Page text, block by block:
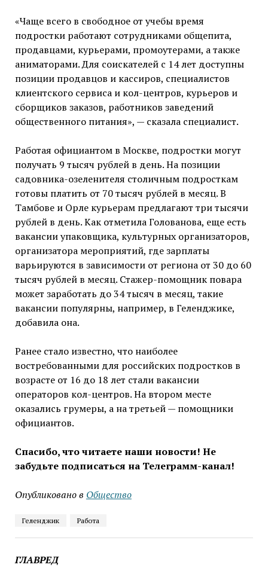
«Чаще всего в свободное от учебы время
подростки работают сотрудниками общепита,
продавцами, курьерами, промоутерами, а также
аниматорами. Для соискателей с 14 лет доступны
позиции продавцов и кассиров, специалистов
клиентского сервиса и кол-центров, курьеров и
сборщиков заказов, работников заведений
общественного питания», — сказала специалист.
Работая официантом в Москве, подростки могут
получать 9 тысяч рублей в день. На позиции
садовника-озеленителя столичным подросткам
готовы платить от 70 тысяч рублей в месяц. В
Тамбове и Орле курьерам предлагают три тысячи
рублей в день. Как отметила Голованова, еще есть
вакансии упаковщика, культурных организаторов,
организатора мероприятий, где зарплаты
варьируются в зависимости от региона от 30 до 60
тысяч рублей в месяц. Стажер-помощник повара
может заработать до 34 тысяч в месяц, такие
вакансии популярны, например, в Геленджике,
добавила она.
Ранее стало известно, что наиболее
востребованными для российских подростков в
возрасте от 16 до 18 лет стали вакансии
операторов кол-центров. На втором месте
оказались грумеры, а на третьей — помощники
официантов.
Спасибо, что читаете наши новости! Не
забудьте подписаться на Телеграмм-канал!
Опубликовано в Общество
Геленджик Работа
ГЛАВРЕД